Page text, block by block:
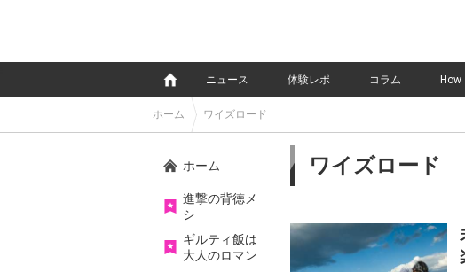
ニュース 体験レポ コラム How
ホーム ワイズロード
ホーム
進撃の背徳メ
シ
ギルティ飯は
大人のロマン
ワイズロード